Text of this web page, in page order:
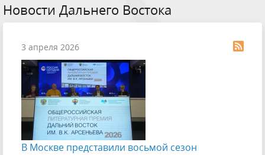
Новости Дальнего Востока
3 апреля 2026
В Москве представили восьмой сезон